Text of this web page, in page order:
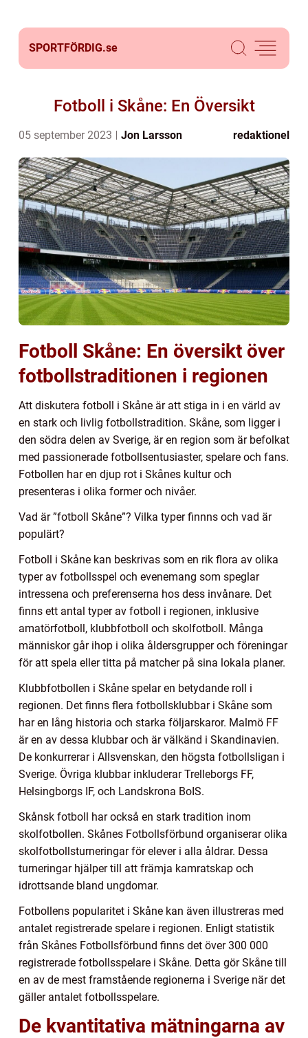
SPORTFÖRDIG.se
Fotboll i Skåne: En Översikt
05 september 2023 Jon Larsson redaktionel
Fotboll Skåne: En översikt över
fotbollstraditionen i regionen
Att diskutera fotboll i Skåne är att stiga in i en värld av
en stark och livlig fotbollstradition. Skåne, som ligger i
den södra delen av Sverige, är en region som är befolkat
med passionerade fotbollsentusiaster, spelare och fans.
Fotbollen har en djup rot i Skånes kultur och
presenteras i olika former och nivåer.
Vad är ”fotboll Skåne”? Vilka typer finnns och vad är
populärt?
Fotboll i Skåne kan beskrivas som en rik flora av olika
typer av fotbollsspel och evenemang som speglar
intressena och preferenserna hos dess invånare. Det
finns ett antal typer av fotboll i regionen, inklusive
amatörfotboll, klubbfotboll och skolfotboll. Många
människor går ihop i olika åldersgrupper och föreningar
för att spela eller titta på matcher på sina lokala planer.
Klubbfotbollen i Skåne spelar en betydande roll i
regionen. Det finns flera fotbollsklubbar i Skåne som
har en lång historia och starka följarskaror. Malmö FF
är en av dessa klubbar och är välkänd i Skandinavien.
De konkurrerar i Allsvenskan, den högsta fotbollsligan i
Sverige. Övriga klubbar inkluderar Trelleborgs FF,
Helsingborgs IF, och Landskrona BoIS.
Skånsk fotboll har också en stark tradition inom
skolfotbollen. Skånes Fotbollsförbund organiserar olika
skolfotbollsturneringar för elever i alla åldrar. Dessa
turneringar hjälper till att främja kamratskap och
idrottsande bland ungdomar.
Fotbollens popularitet i Skåne kan även illustreras med
antalet registrerade spelare i regionen. Enligt statistik
från Skånes Fotbollsförbund finns det över 300 000
registrerade fotbollsspelare i Skåne. Detta gör Skåne till
en av de mest framstående regionerna i Sverige när det
gäller antalet fotbollsspelare.
De kvantitativa mätningarna av